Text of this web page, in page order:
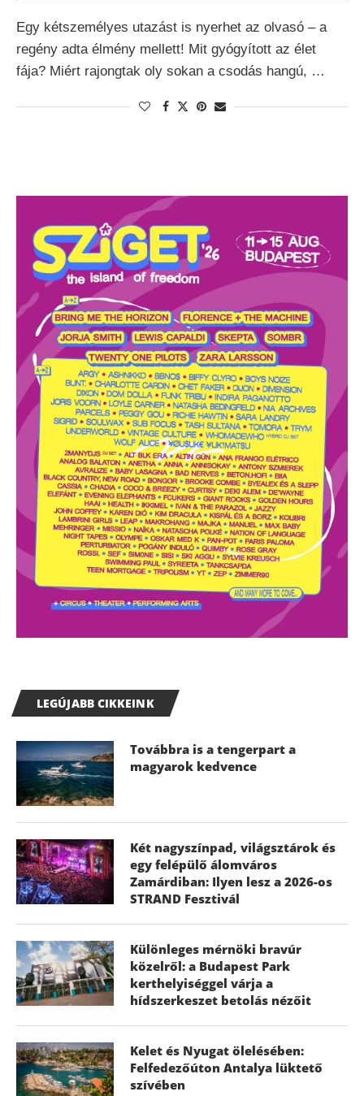
Egy kétszemélyes utazást is nyerhet az olvasó – a
regény adta élmény mellett! Mit gyógyított az élet
fája? Miért rajongtak oly sokan a csodás hangú, …
LEGÚJABB CIKKEINK
Továbbra is a tengerpart a
magyarok kedvence
Két nagyszínpad, világsztárok és
egy felépülő álomváros
Zamárdiban: Ilyen lesz a 2026-os
STRAND Fesztivál
Különleges mérnöki bravúr
közelről: a Budapest Park
kerthelyiséggel várja a
hídszerkeszet betolás nézőit
Kelet és Nyugat ölelésében:
Felfedezőúton Antalya lüktető
szívében